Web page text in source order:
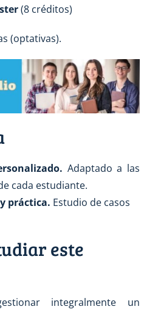
(8 créditos)
(optativas).
Adaptado a las
cada estudiante.
práctica. Estudio de casos
este
integralmente un